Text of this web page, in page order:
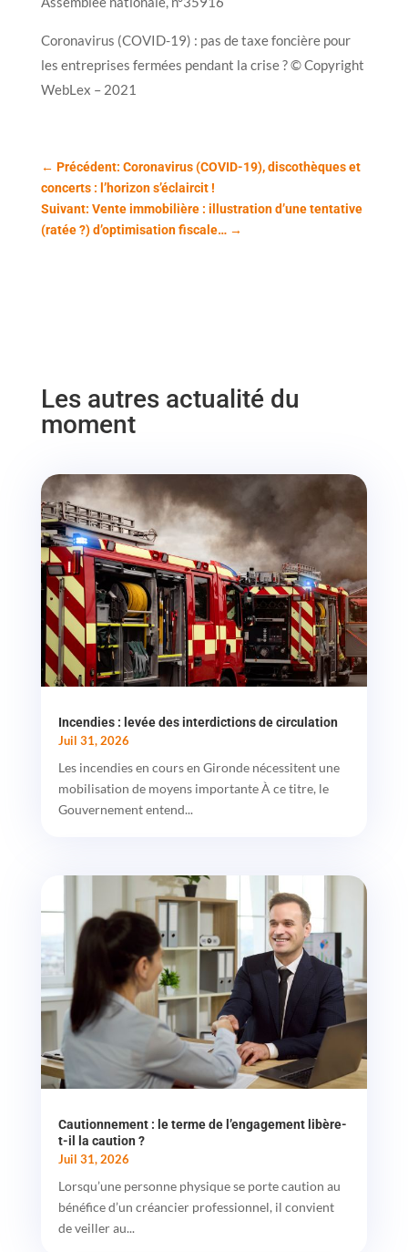
Coronavirus (COVID-19) : pas de taxe foncière pour
les entreprises fermées pendant la crise ? © Copyright
WebLex – 2021
← Précédent: Coronavirus (COVID-19), discothèques et
concerts : l’horizon s’éclaircit !
Suivant: Vente immobilière : illustration d’une tentative
(ratée ?) d’optimisation fiscale…→
Les autres actualité du
moment
Incendies : levée des interdictions de circulation
Juil 31, 2026
Les incendies en cours en Gironde nécessitent une
mobilisation de moyens importante À ce titre, le
Gouvernement entend...
Cautionnement : le terme de l’engagement libère-
t-il la caution ?
Juil 31, 2026
Lorsqu’une personne physique se porte caution au
bénéfice d’un créancier professionnel, il convient
de veiller au...